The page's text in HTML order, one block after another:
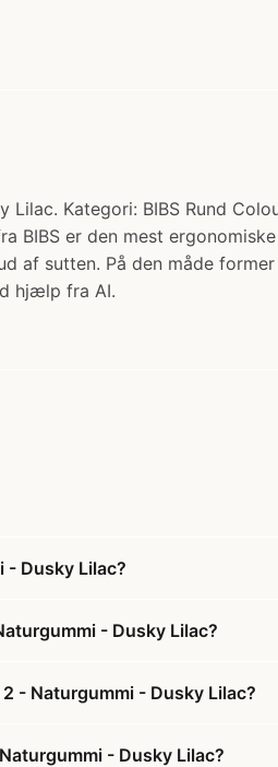
Lilac. Kategori: BIBS Rund
BIBS er den mest
af sutten. På den måde former
hjælp fra AI.
- Dusky Lilac?
- Dusky Lilac?
- Naturgummi - Dusky Lilac?
- Dusky Lilac?